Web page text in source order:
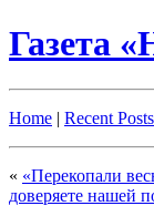
Газета
Home | Recent Posts
« «Перекопали
доверяете нашей